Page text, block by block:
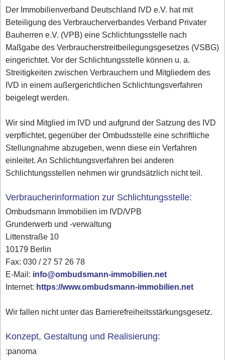
Der Immobilienverband Deutschland IVD e.V. hat mit
Beteiligung des Verbraucherverbandes Verband Privater
Bauherren e.V. (VPB) eine Schlichtungsstelle nach
Maßgabe des Verbraucherstreitbeilegungsgesetzes (VSBG)
eingerichtet. Vor der Schlichtungsstelle können u. a.
Streitigkeiten zwischen Verbrauchern und Mitgliedern des
IVD in einem außergerichtlichen Schlichtungsverfahren
beigelegt werden.
Wir sind Mitglied im IVD und aufgrund der Satzung des IVD
verpflichtet, gegenüber der Ombudsstelle eine schriftliche
Stellungnahme abzugeben, wenn diese ein Verfahren
einleitet. An Schlichtungsverfahren bei anderen
Schlichtungsstellen nehmen wir grundsätzlich nicht teil.
Verbraucherinformation zur Schlichtungsstelle:
Ombudsmann Immobilien im IVD/VPB
Grunderwerb und -verwaltung
Littenstraße 10
10179 Berlin
Fax: 030 / 27 57 26 78
E-Mail: info@ombudsmann-immobilien.net
Internet: https://www.ombudsmann-immobilien.net
Wir fallen nicht unter das Barrierefreiheitsstärkungsgesetz.
Konzept, Gestaltung und Realisierung:
:panoma